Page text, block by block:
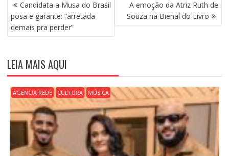
A
V
E
A
Ç
Ã
O
D
E
P
S
Candidata a Musa do Brasil
posa e garante: “arretada
demais pra perder”
A emoção da Atriz Ruth de
Souza na Bienal do Livro
LEIA MAIS AQUI
AGENCIA REDE CULTURA MÚSICA